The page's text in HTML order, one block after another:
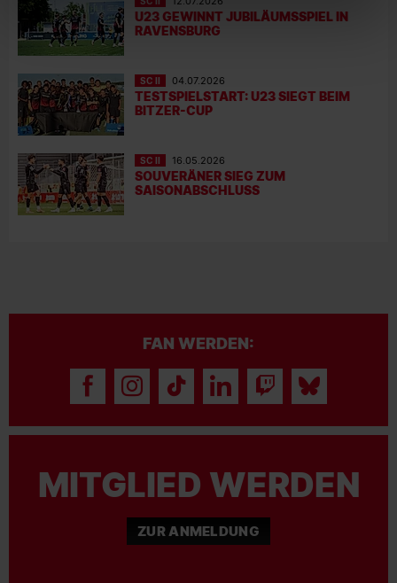
U23 GEWINNT JUBILÄUMSSPIEL IN
RAVENSBURG
SC II 04.07.2026
TESTSPIELSTART: U23 SIEGT BEIM
BITZER-CUP
SC II 16.05.2026
SOUVERÄNER SIEG ZUM
SAISONABSCHLUSS
FAN WERDEN:
MITGLIED WERDEN
ZUR ANMELDUNG